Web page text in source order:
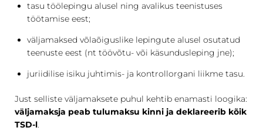
tasu töölepingu alusel ning avalikus teenistuses
töötamise eest;
väljamaksed võlaõiguslike lepingute alusel osutatud
teenuste eest (nt töövõtu- või käsundusleping jne);
juriidilise isiku juhtimis- ja kontrollorgani liikme tasu.
Just selliste väljamaksete puhul kehtib enamasti loogika:
väljamaksja peab tulumaksu kinni ja deklareerib kõik
TSD-l.